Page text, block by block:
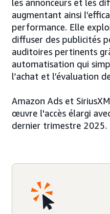
les annonceurs et les
augmentant ainsi
performance. Elle
diffuser des publicités
auditoires pertinents
automatisation qui
l’achat et l’évaluation
Amazon Ads et
œuvre l'accès élargi
dernier trimestre 2025.